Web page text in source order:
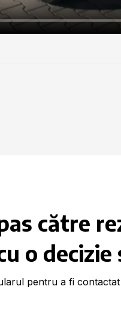
către
o decizie
pentru a fi